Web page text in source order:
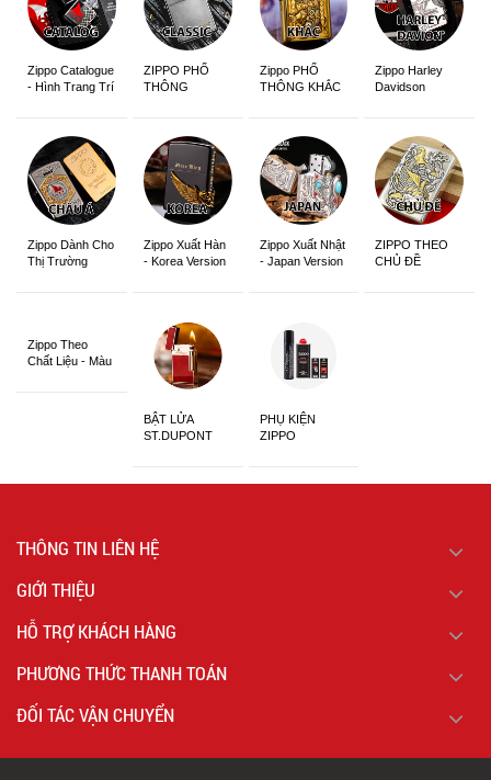
Zippo Catalogue
- Hình Trang Trí
ZIPPO PHỔ
THÔNG
Zippo PHỔ
THÔNG KHẮC
Zippo Harley
Davidson
Zippo Dành Cho
Thị Trường
Zippo Xuất Hàn
- Korea Version
Zippo Xuất Nhật
- Japan Version
ZIPPO THEO
CHỦ ĐỀ
Zippo Theo
Chất Liệu - Màu
BẬT LỬA
ST.DUPONT
PHỤ KIỆN
ZIPPO
THÔNG TIN LIÊN HỆ
GIỚI THIỆU
HỖ TRỢ KHÁCH HÀNG
PHƯƠNG THỨC THANH TOÁN
ĐỐI TÁC VẬN CHUYỂN